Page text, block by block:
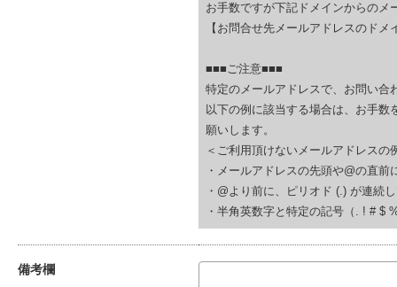
お手数ですが下記ドメインからのメ
【お問合せ先メールアドレスのドメ
■■■ご注意■■■
特定のメールアドレスで、お問い合
以下の例に該当する場合は、お手
願いします。
＜ご利用頂けないメールアドレスの
・メールアドレスの先頭や@の直
・@より前に、ピリオド (.) が連続
・半角英数字と特定の記号（. ! # $
備考欄